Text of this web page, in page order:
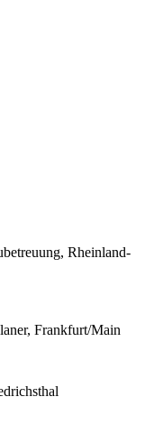
Rheinland-
Frankfurt/Main